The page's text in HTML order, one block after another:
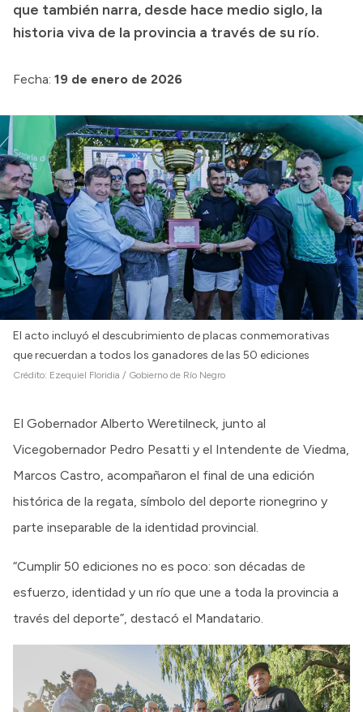
Consulta de expedientes
Consulta de pago a proveedores
Login
que también narra, desde hace medio siglo, la
historia viva de la provincia a través de su río.
Fecha: 19 de enero de 2026
El acto incluyó el descubrimiento de placas conmemorativas
que recuerdan a todos los ganadores de las 50 ediciones
Crédito: Ezequiel Floridia / Gobierno de Río Negro
El Gobernador Alberto Weretilneck, junto al
Vicegobernador Pedro Pesatti y el Intendente de Viedma,
Marcos Castro, acompañaron el final de una edición
histórica de la regata, símbolo del deporte rionegrino y
parte inseparable de la identidad provincial.
“Cumplir 50 ediciones no es poco: son décadas de
esfuerzo, identidad y un río que une a toda la provincia a
través del deporte”, destacó el Mandatario.